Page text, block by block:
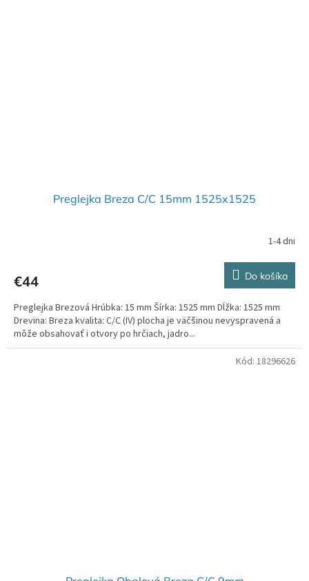
Preglejka Breza C/C 15mm 1525x1525
1-4 dni
€44 Do košíka
Preglejka Brezová Hrúbka: 15 mm Šírka: 1525 mm Dĺžka: 1525 mm
Drevina: Breza kvalita: C/C (IV) plocha je väčšinou nevyspravená a
môže obsahovať i otvory po hrčiach, jadro...
Kód: 18296626